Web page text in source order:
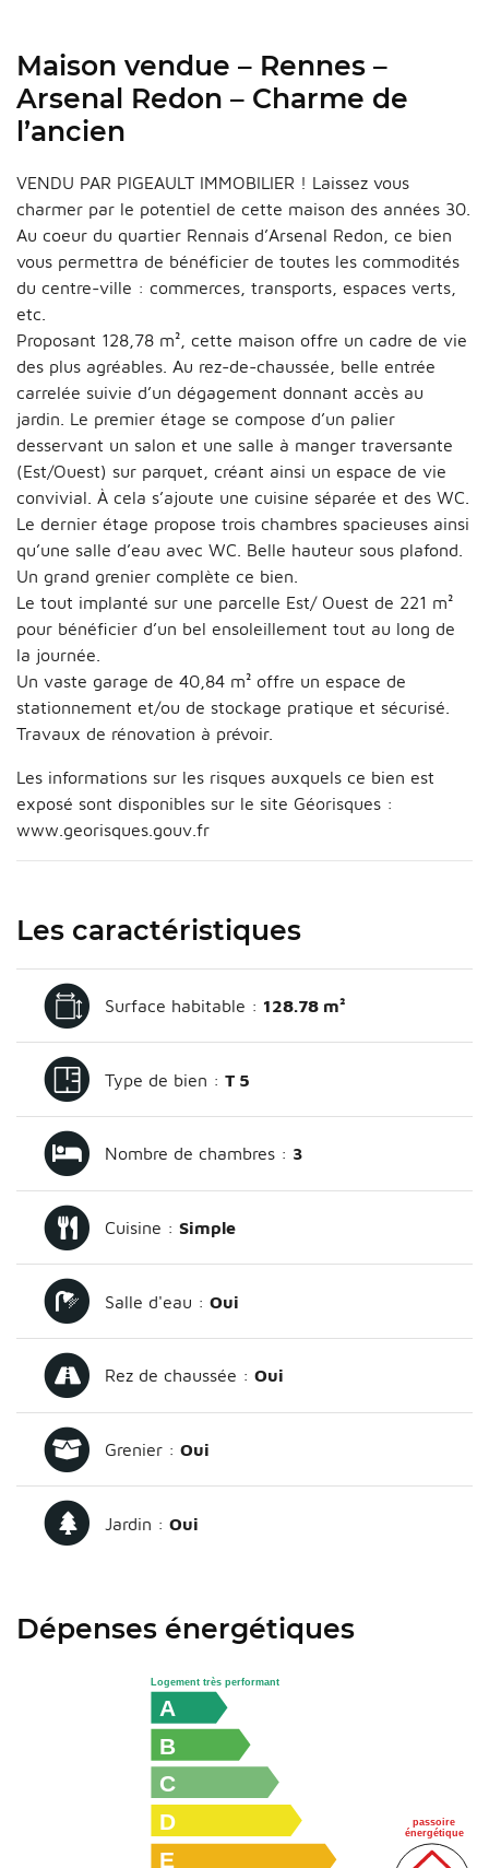
Maison vendue – Rennes –
Arsenal Redon – Charme de
l’ancien
VENDU PAR PIGEAULT IMMOBILIER ! Laissez vous
charmer par le potentiel de cette maison des années 30.
Au coeur du quartier Rennais d’Arsenal Redon, ce bien
vous permettra de bénéficier de toutes les commodités
du centre-ville : commerces, transports, espaces verts,
etc.
Proposant 128,78 m², cette maison offre un cadre de vie
des plus agréables. Au rez-de-chaussée, belle entrée
carrelée suivie d’un dégagement donnant accès au
jardin. Le premier étage se compose d’un palier
desservant un salon et une salle à manger traversante
(Est/Ouest) sur parquet, créant ainsi un espace de vie
convivial. À cela s’ajoute une cuisine séparée et des WC.
Le dernier étage propose trois chambres spacieuses ainsi
qu’une salle d’eau avec WC. Belle hauteur sous plafond.
Un grand grenier complète ce bien.
Le tout implanté sur une parcelle Est/ Ouest de 221 m²
pour bénéficier d’un bel ensoleillement tout au long de
la journée.
Un vaste garage de 40,84 m² offre un espace de
stationnement et/ou de stockage pratique et sécurisé.
Travaux de rénovation à prévoir.
Les informations sur les risques auxquels ce bien est
exposé sont disponibles sur le site Géorisques :
www.georisques.gouv.fr
Les caractéristiques
Surface habitable : 128.78 m²
Type de bien :T 5
Nombre de chambres : 3
Cuisine :Simple
Salle d'eau :Oui
Rez de chaussée :Oui
Grenier :Oui
Jardin :Oui
Dépenses énergétiques
passoire
énergétique
E
D
C
B
A
Logement très performant